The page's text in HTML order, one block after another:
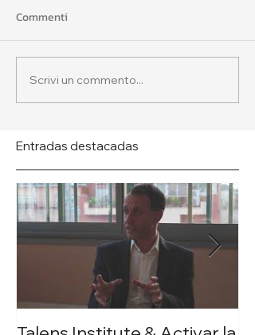
Commenti
Scrivi un commento...
Entradas destacadas